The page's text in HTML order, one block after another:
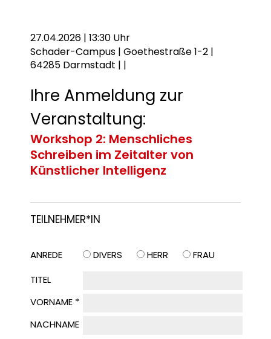
27.04.2026 | 13:30 Uhr
Schader-Campus | Goethestraße 1-2 |
64285 Darmstadt | |
Ihre Anmeldung zur
Veranstaltung:
Workshop 2: Menschliches
Schreiben im Zeitalter von
Künstlicher Intelligenz
TEILNEHMER*IN
ANREDE DIVERS HERR
FRAU
TITEL
VORNAME *
NACHNAME